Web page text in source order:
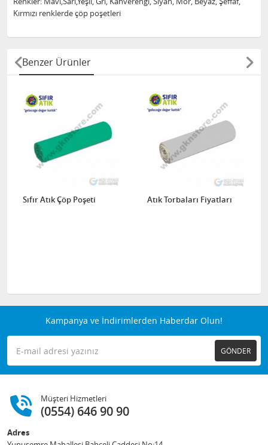
Kırmızı renklerde çöp poşetleri
Benzer Ürünler
Sıfır Atık Çöp Poşeti Atık Torbaları Fiyatları
Kampanya ve İndirimlerden Haberdar Olun!
GÖNDER
Müşteri Hizmetleri
(0554) 646 90 90
Adres